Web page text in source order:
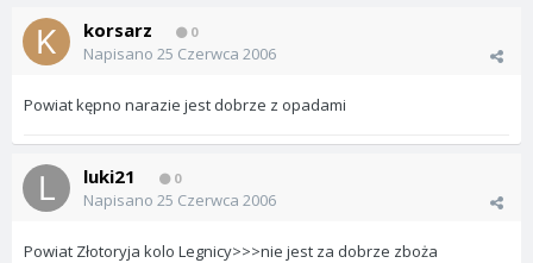
korsarz 0
Napisano 25 Czerwca 2006
Powiat kępno narazie jest dobrze z opadami
luki21 0
Napisano 25 Czerwca 2006
Powiat Złotoryja kolo Legnicy>>>nie jest za dobrze zboża